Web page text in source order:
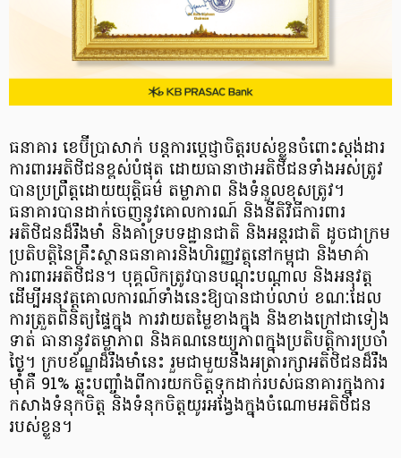
ធនាគារ ខេប៊ីប្រាសាក់ បន្តការប្តេជ្ញាចិត្តរបស់ខ្លួនចំពោះស្តង់ដារ
ការពារអតិថិជនខ្ពស់បំផុត ដោយធានាថាអតិថិជនទាំងអស់ត្រូវ
បានប្រព្រឹត្តដោយយុត្តិធម៌ តម្លាភាព និងទំនួលខុសត្រូវ។
ធនាគារបានដាក់ចេញនូវគោលការណ៍ និងនីតិវិធីការពារ
អតិថិជនដ៏រឹងមាំ និងគាំទ្របទដ្ឋានជាតិ និងអន្តរជាតិ ដូចជាក្រម
ប្រតិបត្តិនៃគ្រឹះស្ថានធនាគារនិងហិរញ្ញវត្ថុនៅកម្ពុជា និងមាគ៌ា
ការពារអតិថិជន។ បុគ្គលិកត្រូវបានបណ្តុះបណ្តាល និងអនុវត្ត
ដើម្បីអនុវត្តគោលការណ៍ទាំងនេះឱ្យបានជាប់លាប់ ខណៈដែល
ការត្រួតពិនិត្យផ្ទៃក្នុង ការវាយតម្លៃខាងក្នុង និងខាងក្រៅជាទៀង
ទាត់ ធានានូវតម្លាភាព និងគណនេយ្យភាពក្នុងប្រតិបត្តិការប្រចាំ
ថ្ងៃ។ ក្របខ័ណ្ឌដ៏រឹងមាំនេះ រួមជាមួយនឹងអត្រារក្សាអតិថិជនដ៏រឹង
ម៉ាំគឺ 91% ឆ្លុះបញ្ចាំងពីការយកចិត្តទុកដាក់របស់ធនាគារក្នុងការ
កសាងទំនុកចិត្ត និងទំនុកចិត្តយូរអង្វែងក្នុងចំណោមអតិថិជន
របស់ខ្លួន។